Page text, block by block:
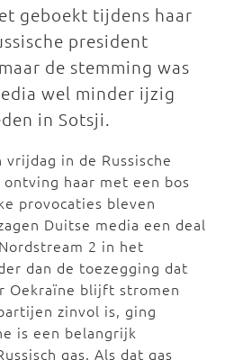
geboekt tijdens haar
president
de stemming was
wel minder ijzig
in Sotsji.
in de Russische
haar met een bos
provocaties bleven
Duitse media een deal
2 in het
dan de toezegging dat
Oekraïne blijft stromen
zinvol is, ging
is een belangrijk
gas. Als dat gas